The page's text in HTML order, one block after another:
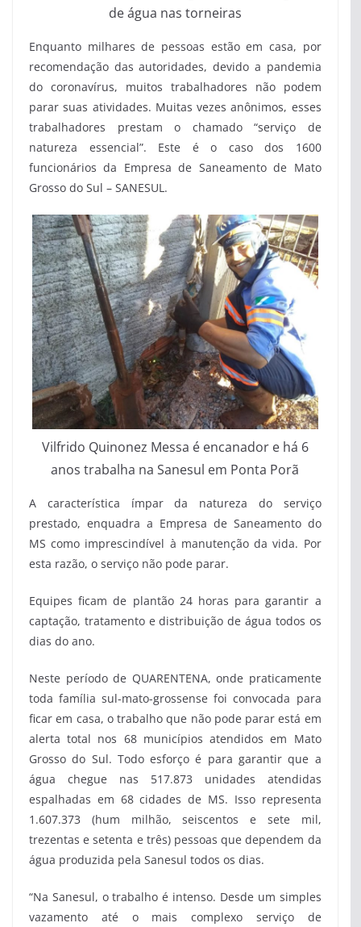
de água nas torneiras
Enquanto milhares de pessoas estão em casa, por
recomendação das autoridades, devido a pandemia
do coronavírus, muitos trabalhadores não podem
parar suas atividades. Muitas vezes anônimos, esses
trabalhadores prestam o chamado “serviço de
natureza essencial”. Este é o caso dos 1600
funcionários da Empresa de Saneamento de Mato
Grosso do Sul – SANESUL.
Vilfrido Quinonez Messa é encanador e há 6
anos trabalha na Sanesul em Ponta Porã
A característica ímpar da natureza do serviço
prestado, enquadra a Empresa de Saneamento do
MS como imprescindível à manutenção da vida. Por
esta razão, o serviço não pode parar.
Equipes ficam de plantão 24 horas para garantir a
captação, tratamento e distribuição de água todos os
dias do ano.
Neste período de QUARENTENA, onde praticamente
toda família sul-mato-grossense foi convocada para
ficar em casa, o trabalho que não pode parar está em
alerta total nos 68 municípios atendidos em Mato
Grosso do Sul. Todo esforço é para garantir que a
água chegue nas 517.873 unidades atendidas
espalhadas em 68 cidades de MS. Isso representa
1.607.373 (hum milhão, seiscentos e sete mil,
trezentas e setenta e três) pessoas que dependem da
água produzida pela Sanesul todos os dias.
“Na Sanesul, o trabalho é intenso. Desde um simples
vazamento até o mais complexo serviço de